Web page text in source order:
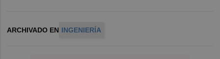
ARCHIVADO EN INGENIERÍA